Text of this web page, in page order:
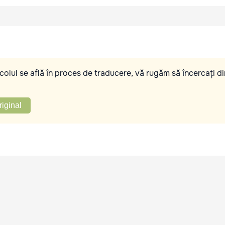
se află în proces de traducere, vă rugăm să încercați